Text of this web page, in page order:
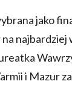
jako
najbardziej
i Mazur